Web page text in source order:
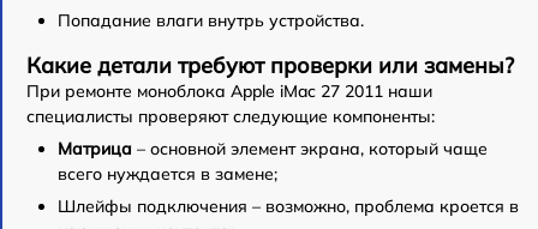
Попадание влаги внутрь устройства.
Какие детали требуют проверки или замены?
При ремонте моноблока Apple iMac 27 2011 наши
специалисты проверяют следующие компоненты:
Матрица – основной элемент экрана, который чаще
всего нуждается в замене;
Шлейфы подключения – возможно, проблема кроется в